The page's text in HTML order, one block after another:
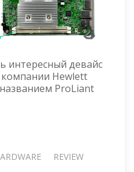
интересный девайс
Hewlett
ProLiant
REVIEW